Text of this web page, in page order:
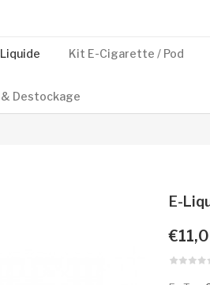
Kit E-Cigarette / Pod
Destockage
E-